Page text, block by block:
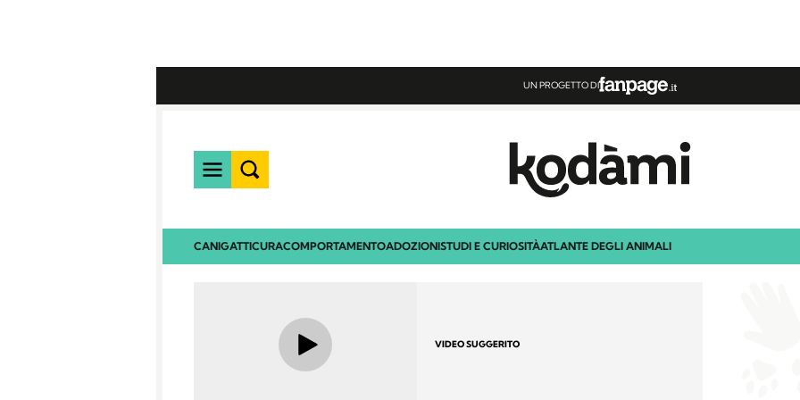
UN PROGETTO DI
CANIGATTICURACOMPORTAMENTOADOZIONISTUDI E CURIOSITÀATLANTE DEGLI ANIMALI
VIDEO SUGGERITO